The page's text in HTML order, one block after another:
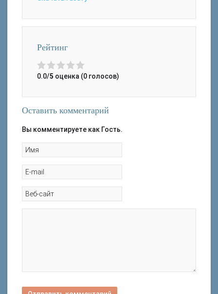
Рейтинг
0.0/5 оценка (0 голосов)
Оставить комментарий
Вы комментируете как Гость.